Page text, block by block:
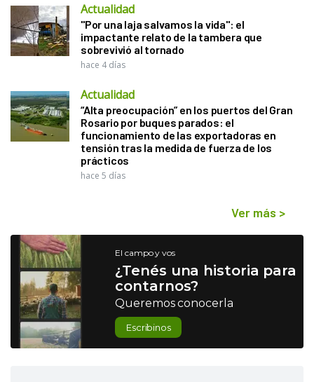
Actualidad
"Por una laja salvamos la vida": el
impactante relato de la tambera que
sobrevivió al tornado
hace 4 días
Actualidad
“Alta preocupación” en los puertos del Gran
Rosario por buques parados: el
funcionamiento de las exportadoras en
tensión tras la medida de fuerza de los
prácticos
hace 5 días
Ver más >
El campo y vos
¿Tenés una historia para
contarnos?
Queremos conocerla
Escribinos